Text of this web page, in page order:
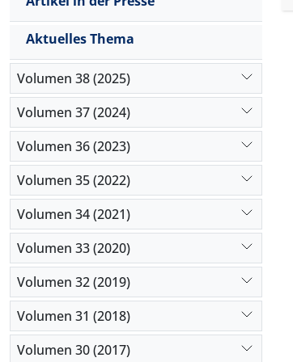
Aktuelles Thema
Volumen 38 (2025)
Volumen 37 (2024)
Volumen 36 (2023)
Volumen 35 (2022)
Volumen 34 (2021)
Volumen 33 (2020)
Volumen 32 (2019)
Volumen 31 (2018)
Volumen 30 (2017)